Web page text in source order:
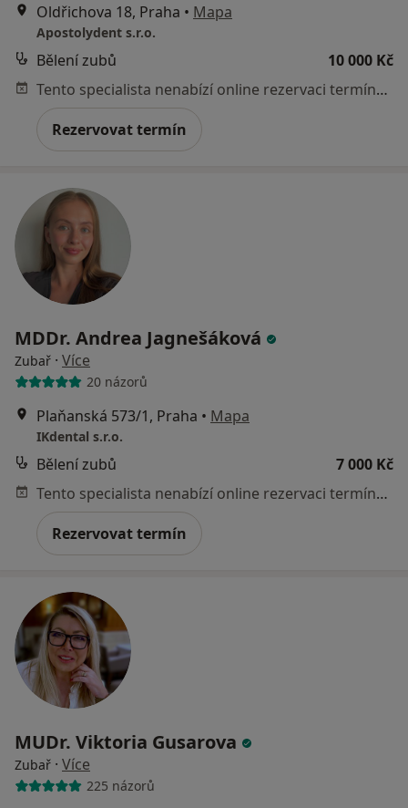
Oldřichova 18, Praha • Mapa
Apostolydent s.r.o.
Bělení zubů
10 000 Kč
Tento specialista nenabízí online rezervaci termínu na této adrese.
Rezervovat termín
MDDr. Andrea Jagnešáková
Zubař · Více
20 názorů
Plaňanská 573/1, Praha • Mapa
IKdental s.r.o.
Bělení zubů
7 000 Kč
Tento specialista nenabízí online rezervaci termínu na této adrese.
Rezervovat termín
MUDr. Viktoria Gusarova
Zubař · Více
225 názorů